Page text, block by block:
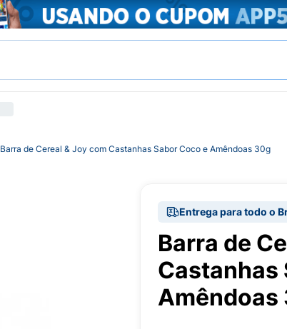
Barra de Cereal & Joy com Castanhas Sabor Coco e Amêndoas 30g
Entrega para todo o
Barra de
Castanhas
Amêndoas